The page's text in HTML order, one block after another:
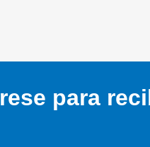
para